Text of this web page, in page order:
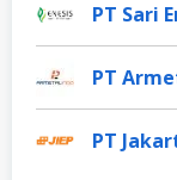
PT Sari
PT
PT